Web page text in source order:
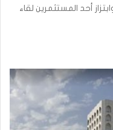
أحد المستثمرين لقاء